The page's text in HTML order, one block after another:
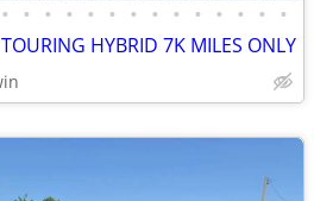
• • • • • • • • • • • • • •
HYBRID 7K MILES ONLY